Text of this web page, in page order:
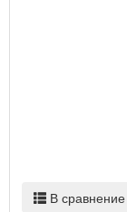
В сравнение